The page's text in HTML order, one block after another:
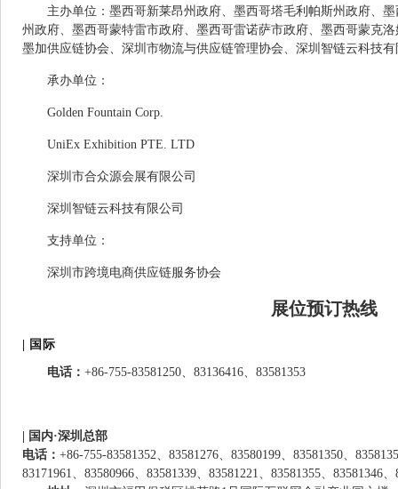
主办单位：墨西哥新莱昂州政府、墨西哥塔毛利帕斯州政府、
州政府、墨西哥蒙特雷市政府、墨西哥雷诺萨市政府、墨西哥蒙克
墨加供应链协会、深圳市物流与供应链管理协会、深圳智链云科技
承办单位：
Golden Fountain Corp.
UniEx Exhibition PTE. LTD
深圳市合众源会展有限公司
深圳智链云科技有限公司
支持单位：
深圳市跨境电商供应链服务协会
展位预订热线
| 国际
电话： +86-755-83581250、83136416、83581353
| 国内·深圳总部
电话： +86-755-83581352、83581276、83580199、83581350、
83171961、83580966、83581339、83581221、83581355、83581346、